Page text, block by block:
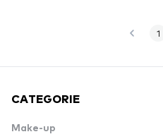
1
CATEGORIE
Make-up